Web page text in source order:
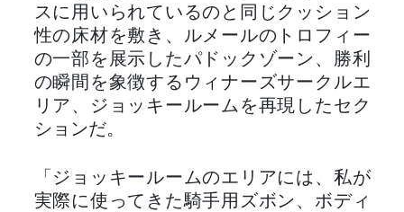
スに用いられているのと同じクッション
性の床材を敷き、ルメールのトロフィー
の一部を展示したパドックゾーン、勝利
の瞬間を象徴するウィナーズサークルエ
リア、ジョッキールームを再現したセク
ションだ。
「ジョッキールームのエリアには、私が
実際に使ってきた騎手用ズボン、ボディ